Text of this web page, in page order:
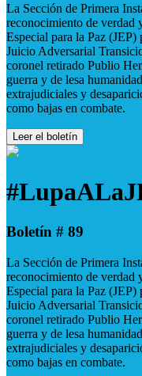
La Sección de Primera
reconocimiento de verdad
Especial para la Paz
Juicio Adversarial
coronel retirado Publio
guerra y de lesa
extrajudiciales y
como bajas en combate.
Leer el boletín
Boletín # 89
La Sección de Primera
reconocimiento de verdad
Especial para la Paz
Juicio Adversarial
coronel retirado Publio
guerra y de lesa
extrajudiciales y
como bajas en combate.